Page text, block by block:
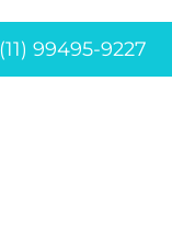
(11) 99495-9227